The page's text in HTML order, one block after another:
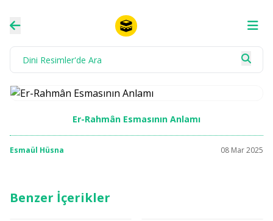
Er-Rahmân Esmasının Anlamı
Esmaül Hüsna 08 Mar 2025
Benzer İçerikler